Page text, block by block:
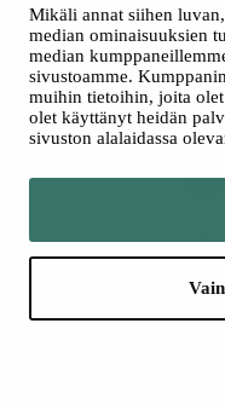
Mikäli annat siihen
median ominaisuuksien
median
sivustoamme.
muihin tietoihin, joita
olet käyttänyt heidän
sivuston alalaidassa